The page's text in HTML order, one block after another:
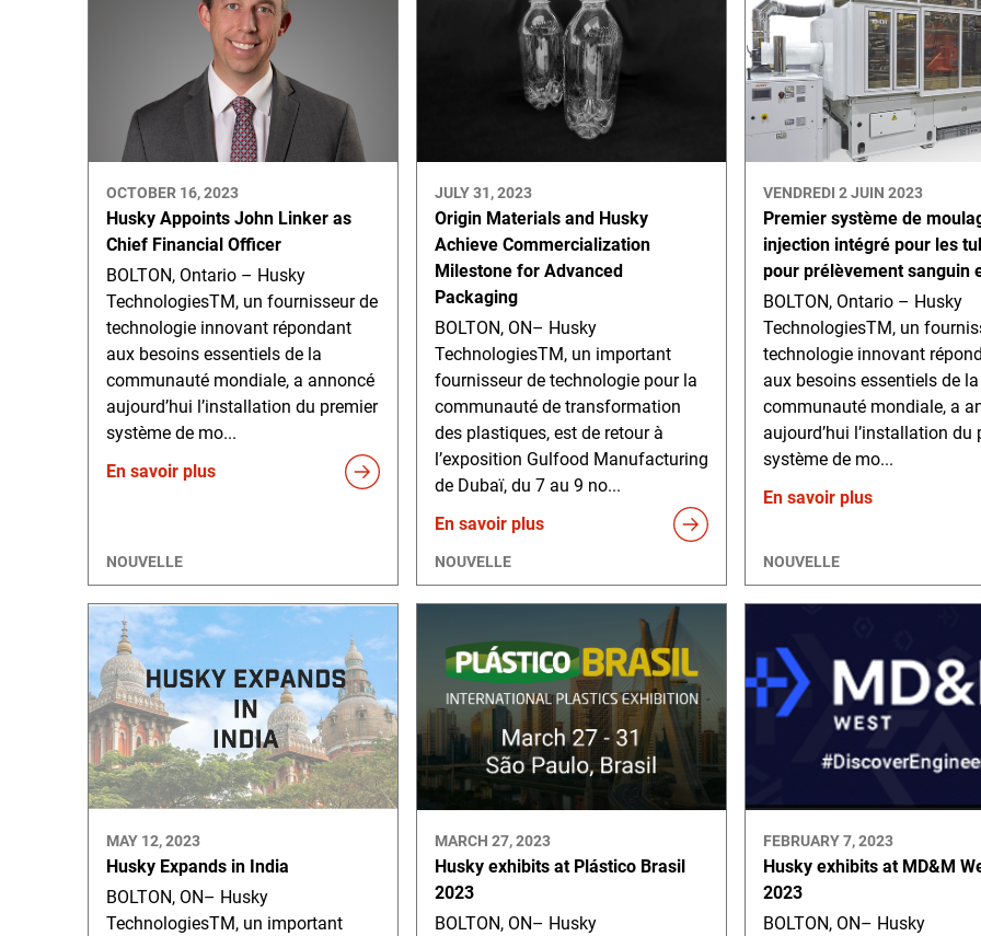
OCTOBER 16, 2023
Husky Appoints John Linker as
Chief Financial Officer
BOLTON, Ontario – Husky
TechnologiesTM, un fournisseur de
technologie innovant répondant
aux besoins essentiels de la
communauté mondiale, a annoncé
aujourd’hui l’installation du premier
système de mo...
En savoir plus
NOUVELLE
JULY 31, 2023
Origin Materials and Husky
Achieve Commercialization
Milestone for Advanced
Packaging
BOLTON, ON– Husky
TechnologiesTM, un important
fournisseur de technologie pour la
communauté de transformation
des plastiques, est de retour à
l’exposition Gulfood Manufacturing
de Dubaï, du 7 au 9 no...
En savoir plus
NOUVELLE
VENDREDI 2 JUIN 2023
Premier système de
injection intégré pour les
pour prélèvement sanguin
BOLTON, Ontario – Husky
TechnologiesTM, un
technologie innovant
aux besoins essentiels de la
communauté mondiale, a
aujourd’hui l’installation du
système de mo...
En savoir plus
NOUVELLE
MAY 12, 2023
Husky Expands in India
BOLTON, ON– Husky
TechnologiesTM, un important
MARCH 27, 2023
Husky exhibits at Plástico Brasil
2023
BOLTON, ON– Husky
FEBRUARY 7, 2023
Husky exhibits at MD&M
2023
BOLTON, ON– Husky